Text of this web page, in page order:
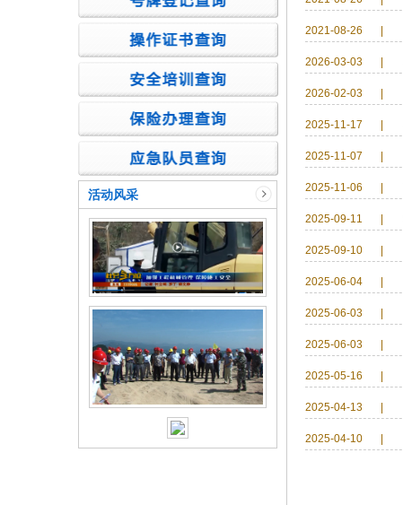
活动风采
2021-08-26
2026-03-03
2026-02-03
2025-11-17
2025-11-07
2025-11-06
2025-09-11
2025-09-10
2025-06-04
2025-06-03
2025-06-03
2025-05-16
2025-04-13
2025-04-10